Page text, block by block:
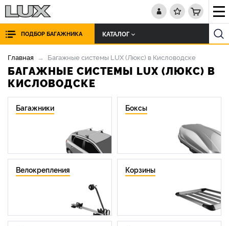
ПОДБОР БАГАЖНИКА КАТАЛОГ
Главная Багажные системы LUX (Люкс) в Кисловодске
БАГАЖНЫЕ СИСТЕМЫ LUX (ЛЮКС) В
КИСЛОВОДСКЕ
Багажники Боксы
Велокрепления Корзины